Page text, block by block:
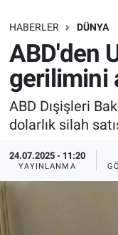
HABERLER DÜNYA
ABD'den
gerilimini
ABD Dışişleri
dolarlık silah
24.07.2025 - 11:20
YAYINLANMA
Bilim turu
Bilim ve
Doğa
Ege Saati
Ege'den
Dünya
Teknoloji
Sağlık
Yayın Akışı
Trafik Durumu
Süper Lig
Tüm
Haber Arşivi